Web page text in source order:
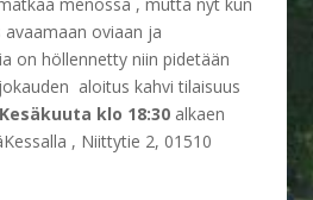
oviaan ja
on höllennetty niin pidetään
aloitus kahvi tilaisuus
klo 18:30alkaen
, Niittytie 2, 01510